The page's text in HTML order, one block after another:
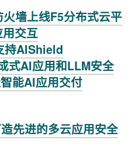
墙上线F5分布式云平
交互
持AIShield
式AI应用和LLM安全
能AI应用交付
先进的多云应用安全